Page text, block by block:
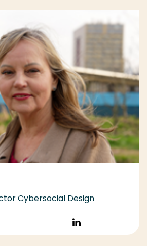
Cybersocial Design
een email
Volg op
LinkedIn